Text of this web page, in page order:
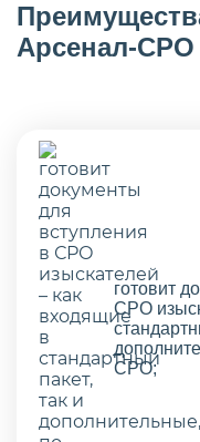
Арсенал-СРО
готовит
СРО
СРО;